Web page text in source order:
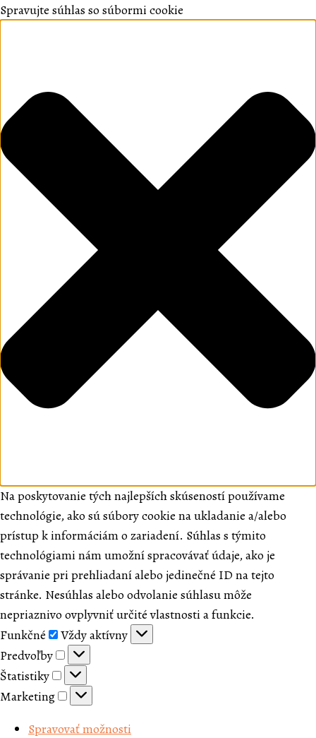
Spravujte súhlas so súbormi cookie
Na poskytovanie tých najlepších skúseností používame
technológie, ako sú súbory cookie na ukladanie a/alebo
prístup k informáciám o zariadení. Súhlas s týmito
technológiami nám umožní spracovávať údaje, ako je
správanie pri prehliadaní alebo jedinečné ID na tejto
stránke. Nesúhlas alebo odvolanie súhlasu môže
nepriaznivo ovplyvniť určité vlastnosti a funkcie.
Funkčné
Funkčné
Vždy aktívny
Predvoľby
Predvoľby
Štatistiky
Štatistiky
Marketing
Marketing
Spravovať možnosti